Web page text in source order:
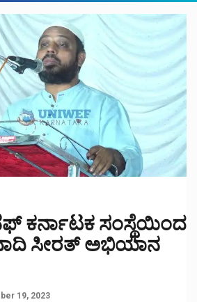
ಕರ್ನಾಟಕ ಸಂಸ್ಥೆಯಿಂದ
ಸೀರತ್ ಅಭಿಯಾನ
19, 2023